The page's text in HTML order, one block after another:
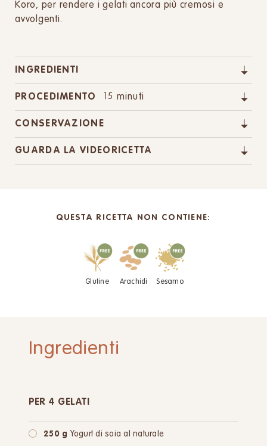
Koro, per rendere i gelati ancora più cremosi e
avvolgenti.
INGREDIENTI
PROCEDIMENTO 15 minuti
CONSERVAZIONE
GUARDA LA VIDEORICETTA
QUESTA RICETTA NON CONTIENE:
Glutine Arachidi Sesamo
Ingredienti
PER 4 GELATI
250 g Yogurt di soia al naturale